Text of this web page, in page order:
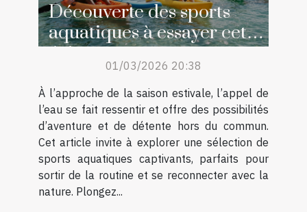
Découverte des sports
aquatiques à essayer cet
été
01/03/2026 20:38
À l’approche de la saison estivale, l’appel de
l’eau se fait ressentir et offre des possibilités
d’aventure et de détente hors du commun.
Cet article invite à explorer une sélection de
sports aquatiques captivants, parfaits pour
sortir de la routine et se reconnecter avec la
nature. Plongez...